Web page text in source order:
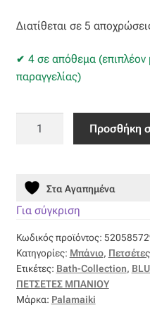
Μουσελίνα
Μπροκάρ
Οργάντζα διπλή
Οργάντζα με ταφτά
Οργάντζα με φλοκ
Οργάντζα μεταξωτή
Διατίθεται σε 5
4 σε απόθεμα (επιπλέον
παραγγελίας)
Πετσέτα
70x140
IGGY
ποσότητα
Προσθήκη
Στα Αγαπημένα
Για σύγκριση
Κωδικός προϊόντος:
Κατηγορίες: Μπάνιο, Πετσέτες
Ετικέτες: Bath-Collection,
ΠΕΤΣΕΤΕΣ ΜΠΑΝΙΟΥ
Μάρκα: Palamaiki